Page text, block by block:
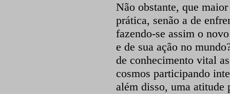
Não obstante, que
prática, senão a de
fazendo-se assim o
e de sua ação no
de conhecimento vital
cosmos participando
além disso, uma atitude